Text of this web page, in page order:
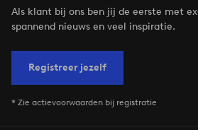
Als klant bij ons ben jij de eerste met
spannend nieuws en veel inspiratie.
Registreer jezelf
* Zie actievoorwaarden bij registratie